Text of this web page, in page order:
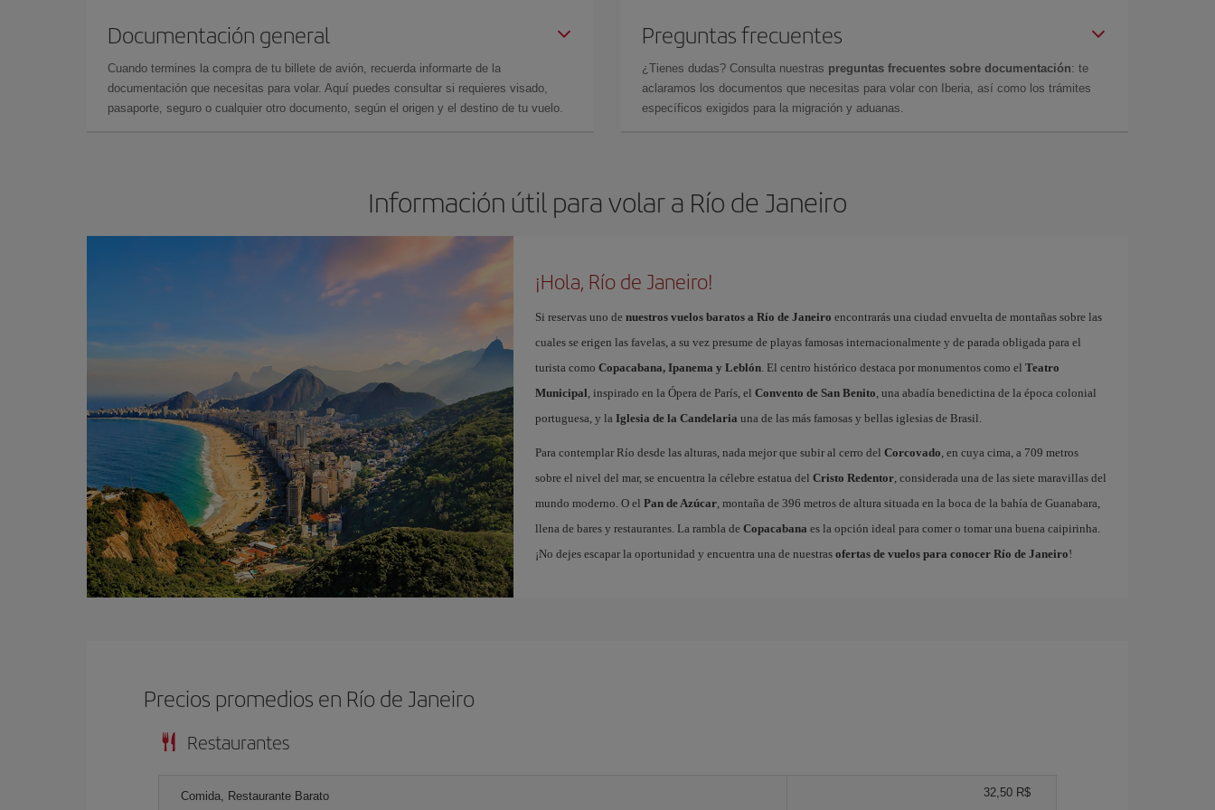
Documentación general
Cuando termines la compra de tu billete de avión, recuerda informarte de la
documentación que necesitas para volar. Aquí puedes consultar si requieres visado,
pasaporte, seguro o cualquier otro documento, según el origen y el destino de tu vuelo.
Preguntas frecuentes
¿Tienes dudas? Consulta nuestras preguntas frecuentes sobre documentación: te
aclaramos los documentos que necesitas para volar con Iberia, así como los trámites
específicos exigidos para la migración y aduanas.
Información útil para volar a Río de Janeiro
¡Hola, Río de Janeiro!
Si reservas uno de nuestros vuelos baratos a Río de Janeiro encontrarás una ciudad envuelta de montañas sobre las
cuales se erigen las favelas, a su vez presume de playas famosas internacionalmente y de parada obligada para el
turista como Copacabana, Ipanema y Leblón. El centro histórico destaca por monumentos como el Teatro
Municipal, inspirado en la Ópera de París, el Convento de San Benito, una abadía benedictina de la época colonial
portuguesa, y la Iglesia de la Candelaria una de las más famosas y bellas iglesias de Brasil.
Para contemplar Río desde las alturas, nada mejor que subir al cerro del Corcovado, en cuya cima, a 709 metros
sobre el nivel del mar, se encuentra la célebre estatua del Cristo Redentor, considerada una de las siete maravillas del
mundo moderno. O el Pan de Azúcar, montaña de 396 metros de altura situada en la boca de la bahía de Guanabara,
llena de bares y restaurantes. La rambla de Copacabana es la opción ideal para comer o tomar una buena caipirinha.
¡No dejes escapar la oportunidad y encuentra una de nuestras ofertas de vuelos para conocer Río de Janeiro!
Precios promedios en Río de Janeiro
Restaurantes
Comida, Restaurante Barato 32,50 R$